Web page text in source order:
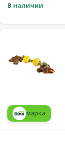
В наличии
марка